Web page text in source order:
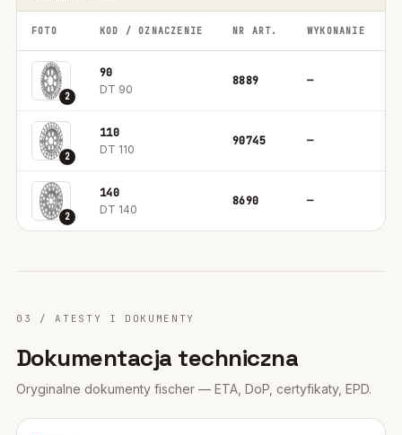
FOTO KOD / OZNACZENIE NR ART. WYKONANIE
2
90
DT 90
8889 —
2
110
DT 110
90745 —
2
140
DT 140
8690 —
03 / ATESTY I DOKUMENTY
Dokumentacja techniczna
Oryginalne dokumenty fischer — ETA, DoP, certyfikaty, EPD.